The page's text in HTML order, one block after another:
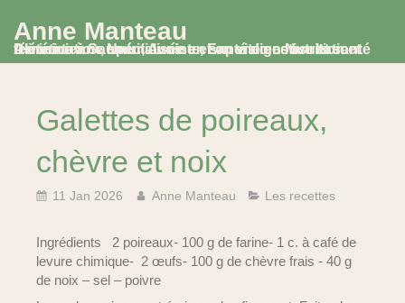
Anne Manteau
Diététicienne Nutritionniste, Experte en Nutrition et Alimentation, spécialisée en santé digestive et santé féminine à Saumur, Avoine et en visio consultation
Galettes de poireaux,
chèvre et noix
11 Jan 2026 Anne Manteau Les recettes
Ingrédients 2 poireaux- 100 g de farine- 1 c. à café de
levure chimique- 2 œufs- 100 g de chèvre frais - 40 g
de noix – sel – poivre